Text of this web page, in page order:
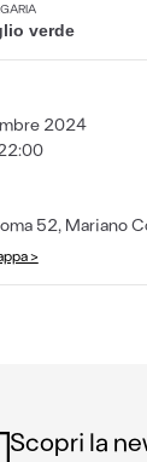
verde
2024
52, Mariano
>
Scopri la